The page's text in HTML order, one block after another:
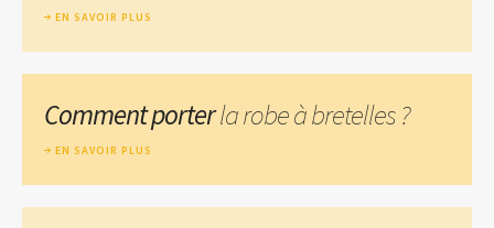
EN SAVOIR PLUS
Comment porterla robe à bretelles ?
EN SAVOIR PLUS